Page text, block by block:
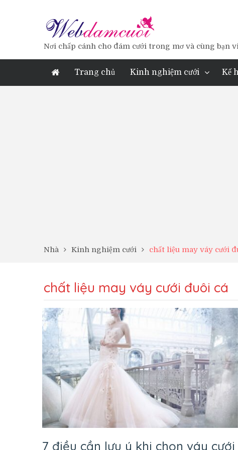
Nơi chấp cánh cho đám cưới trong mơ và cùng bạn
Trang chủ Kinh nghiệm cưới Kế
Nhà Kinh nghiệm cưới chất liệu may váy cưới
chất liệu may váy cưới đuôi cá
7 điều cần lưu ý khi chọn váy cưới